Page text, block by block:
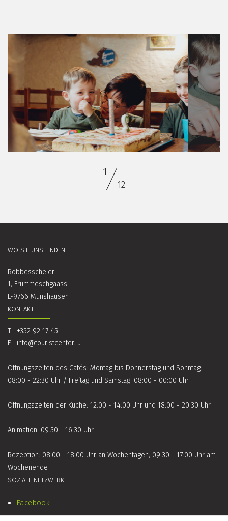
2
12
WO SIE UNS FINDEN
Robbesscheier
1, Frummeschgaass
L-9766 Munshausen
KONTAKT
T : +352 92 17 45
E : info@touristcenter.lu
Öffnungszeiten des Cafés: Montag bis Donnerstag und Sonntag:
08:00 - 22:30 Uhr / Freitag und Samstag: 08:00 - 00:00 Uhr.
Öffnungszeiten der Küche: 12:00 - 14:00 Uhr und 18:00 - 20:30 Uhr.
Animation: 09.30 - 16.30 Uhr
Rezeption: 08:00 - 18:00 Uhr an Wochentagen, 09:30 - 17:00 Uhr am
Wochenende
SOZIALE NETZWERKE
Facebook